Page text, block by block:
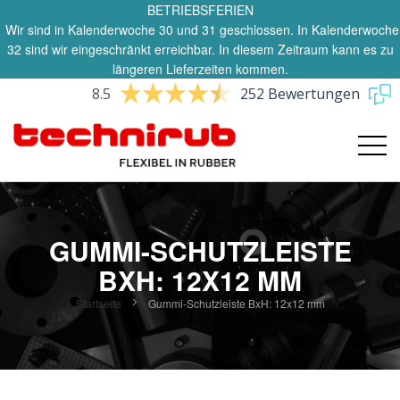
BETRIEBSFERIEN
Wir sind in Kalenderwoche 30 und 31 geschlossen. In Kalenderwoche
32 sind wir eingeschränkt erreichbar. In diesem Zeitraum kann es zu
längeren Lieferzeiten kommen.
8.5 252 Bewertungen
GUMMI-SCHUTZLEISTE
BXH: 12X12 MM
Startseite Gummi-Schutzleiste BxH: 12x12 mm